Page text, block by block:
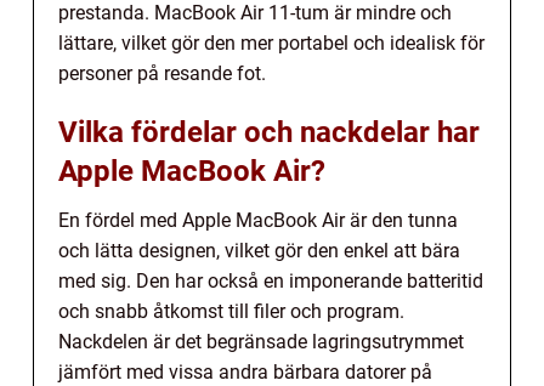
prestanda. MacBook Air 11-tum är mindre och
lättare, vilket gör den mer portabel och idealisk för
personer på resande fot.
Vilka fördelar och nackdelar har
Apple MacBook Air?
En fördel med Apple MacBook Air är den tunna
och lätta designen, vilket gör den enkel att bära
med sig. Den har också en imponerande batteritid
och snabb åtkomst till filer och program.
Nackdelen är det begränsade lagringsutrymmet
jämfört med vissa andra bärbara datorer på